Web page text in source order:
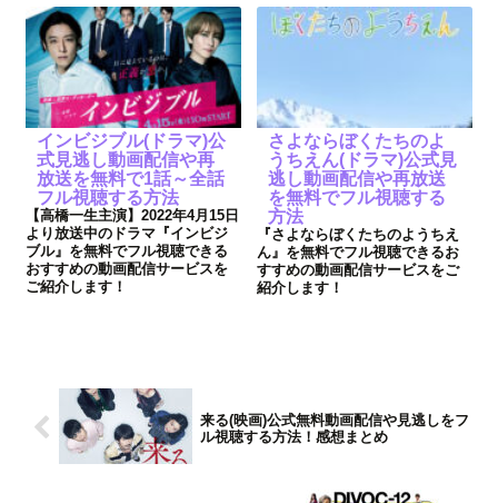
インビジブル(ドラマ)公
式見逃し動画配信や再
放送を無料で1話～全話
フル視聴する方法
【高橋一生主演】2022年4月15日
より放送中のドラマ『インビジ
ブル』を無料でフル視聴できる
おすすめの動画配信サービスを
ご紹介します！
さよならぼくたちのよ
うちえん(ドラマ)公式見
逃し動画配信や再放送
を無料でフル視聴する
方法
『さよならぼくたちのようちえ
ん』を無料でフル視聴できるお
すすめの動画配信サービスをご
紹介します！
来る(映画)公式無料動画配信や見逃しをフ
ル視聴する方法！感想まとめ